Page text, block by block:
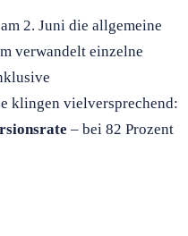
2. Juni die allgemeine
verwandelt einzelne
klingen vielversprechend:
– bei 82 Prozent